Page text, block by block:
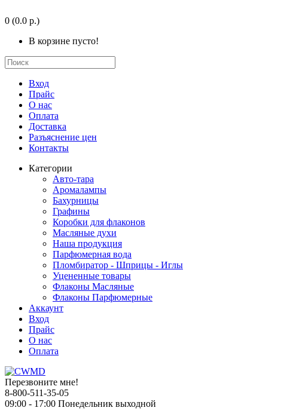
0 (0.0 р.)
В корзине пусто!
Вход
Прайс
О нас
Оплата
Доставка
Разъяснение цен
Контакты
Категории
Авто-тара
Аромалампы
Бахурницы
Графины
Коробки для флаконов
Масляные духи
Наша продукция
Парфюмерная вода
Пломбиратор - Шприцы - Иглы
Уцененные товары
Флаконы Масляные
Флаконы Парфюмерные
Аккаунт
Вход
Прайс
О нас
Оплата
Перезвоните мне!
8-800-511-35-05
09:00 - 17:00 Понедельник выходной